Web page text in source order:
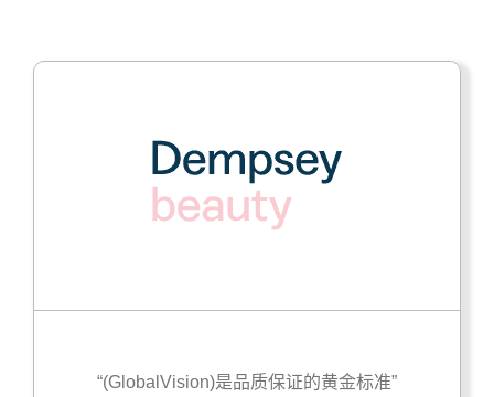
“(GlobalVision)是品质保证的黄金标准”